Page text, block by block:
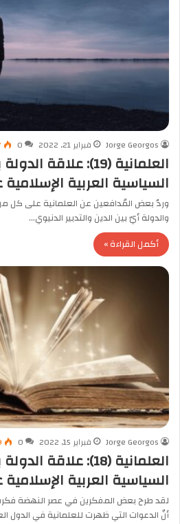
Jorge Georgos
فبراير 21, 2022 0
العلمانية (19):
السياسية العربية الإسلامية
وردّ بعض المُدافعين عن العلمانية على كل
والدولة أيّ بين الدين والتدبير الدنيوي…
أكمل القراءة »
Jorge Georgos
فبراير 15, 2022 0
العلمانية (18):
السياسية العربية الإسلامية
لقد طرح بعض المفكرين في عصر النهضة فكرة
أنّ الدعوات التي ظهرت للعلمانية في الدول